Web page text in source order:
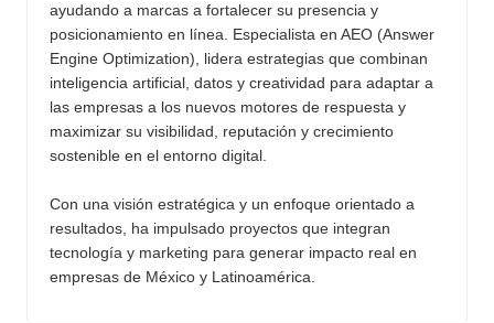
ayudando a marcas a fortalecer su presencia y
posicionamiento en línea. Especialista en AEO (Answer
Engine Optimization), lidera estrategias que combinan
inteligencia artificial, datos y creatividad para adaptar a
las empresas a los nuevos motores de respuesta y
maximizar su visibilidad, reputación y crecimiento
sostenible en el entorno digital.
Con una visión estratégica y un enfoque orientado a
resultados, ha impulsado proyectos que integran
tecnología y marketing para generar impacto real en
empresas de México y Latinoamérica.